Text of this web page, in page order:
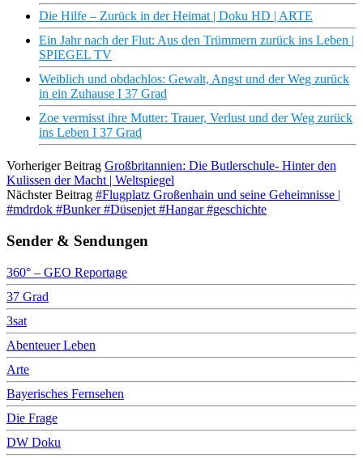
Die Hilfe – Zurück in der Heimat | Doku HD | ARTE
Ein Jahr nach der Flut: Aus den Trümmern zurück ins Leben |
SPIEGEL TV
Weiblich und obdachlos: Gewalt, Angst und der Weg zurück
in ein Zuhause I 37 Grad
Zoe vermisst ihre Mutter: Trauer, Verlust und der Weg zurück
ins Leben I 37 Grad
Vorheriger Beitrag Großbritannien: Die Butlerschule- Hinter den
Kulissen der Macht | Weltspiegel
Nächster Beitrag #Flugplatz Großenhain und seine Geheimnisse |
#mdrdok #Bunker #Düsenjet #Hangar #geschichte
Sender & Sendungen
360° – GEO Reportage
37 Grad
3sat
Abenteuer Leben
Arte
Bayerisches Fernsehen
Die Frage
DW Doku